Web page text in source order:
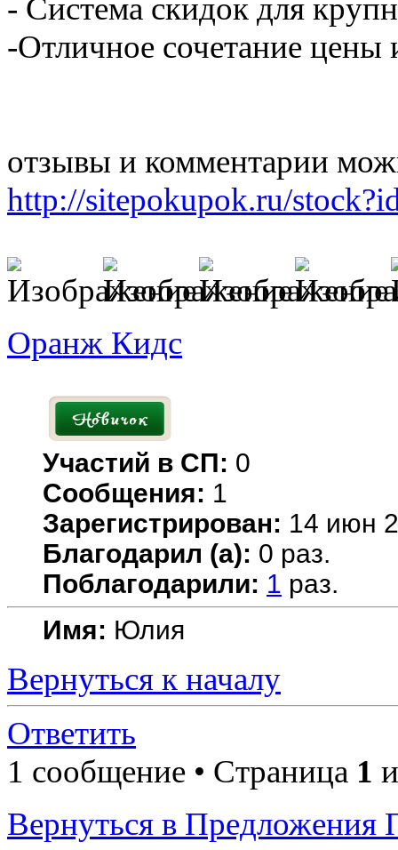
- Система скидок для
-Отличное сочетание цены
отзывы и комментарии
http://sitepokupok.ru/
Оранж Кидс
Участий в СП: 0
Сообщения: 1
Зарегистрирован: 14 июн
Благодарил (а): 0 раз.
Поблагодарили: 1 раз.
Имя: Юлия
Вернуться к началу
Ответить
1 сообщение • Страница 1
Вернуться в Предложения